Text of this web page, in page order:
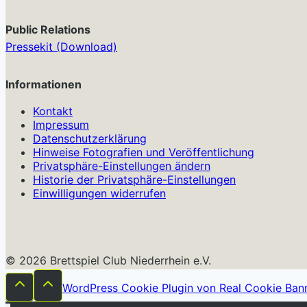
Public Relations
Pressekit (Download)
Informationen
Kontakt
Impressum
Datenschutzerklärung
Hinweise Fotografien und Veröffentlichung
Privatsphäre-Einstellungen ändern
Historie der Privatsphäre-Einstellungen
Einwilligungen widerrufen
© 2026 Brettspiel Club Niederrhein e.V.
WordPress Cookie Plugin von Real Cookie